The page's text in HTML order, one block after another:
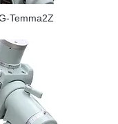
Temma2Z